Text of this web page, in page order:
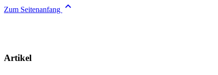
Zum Seitenanfang 
Artikel